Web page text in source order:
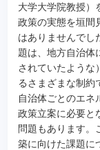
大学大学院教授）
政策の実態を垣間
はありませんでし
題は、地方自治体
されていたような
るさまざまな制約
自治体ごとのエネ
政策立案に必要と
問題もあります。
築に向けた課題に